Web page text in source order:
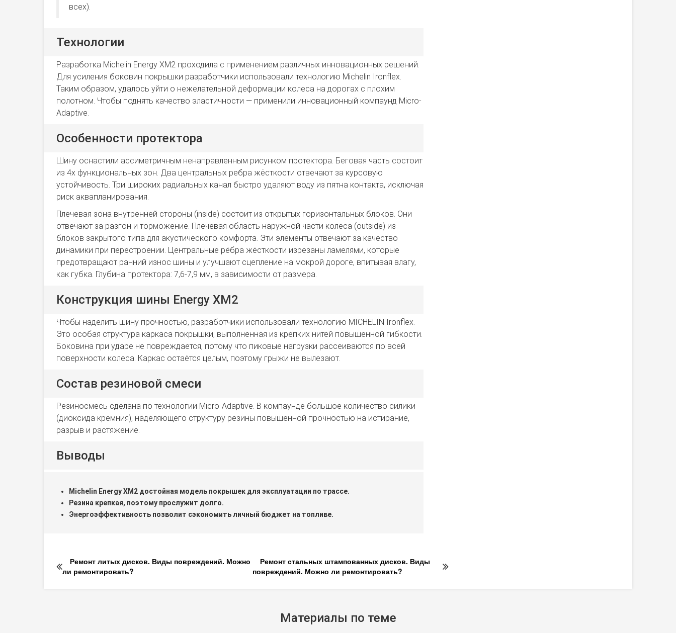
всех).
Технологии
Разработка Michelin Energy XM2 проходила с применением различных инновационных решений.
Для усиления боковин покрышки разработчики использовали технологию Michelin Ironflex.
Таким образом, удалось уйти о нежелательной деформации колеса на дорогах с плохим
полотном. Чтобы поднять качество эластичности — применили инновационный компаунд Micro-
Adaptive.
Особенности протектора
Шину оснастили ассиметричным ненаправленным рисунком протектора. Беговая часть состоит
из 4х функциональных зон. Два центральных ребра жёсткости отвечают за курсовую
устойчивость. Три широких радиальных канал быстро удаляют воду из пятна контакта, исключая
риск аквапланирования.
Плечевая зона внутренней стороны (inside) состоит из открытых горизонтальных блоков. Они
отвечают за разгон и торможение. Плечевая область наружной части колеса (outside) из
блоков закрытого типа для акустического комфорта. Эти элементы отвечают за качество
динамики при перестроении. Центральные рёбра жёсткости изрезаны ламелями, которые
предотвращают ранний износ шины и улучшают сцепление на мокрой дороге, впитывая влагу,
как губка. Глубина протектора: 7,6-7,9 мм, в зависимости от размера.
Конструкция шины Energy XM2
Чтобы наделить шину прочностью, разработчики использовали технологию MICHELIN Ironflex.
Это особая структура каркаса покрышки, выполненная из крепких нитей повышенной гибкости.
Боковина при ударе не повреждается, потому что пиковые нагрузки рассеиваются по всей
поверхности колеса. Каркас остаётся целым, поэтому грыжи не вылезают.
Состав резиновой смеси
Резиносмесь сделана по технологии Micro-Adaptive. В компаунде большое количество силики
(диоксида кремния), наделяющего структуру резины повышенной прочностью на истирание,
разрыв и растяжение.
Выводы
Michelin Energy XM2 достойная модель покрышек для эксплуатации по трассе.
Резина крепкая, поэтому прослужит долго.
Энергоэффективность позволит сэкономить личный бюджет на топливе.
Ремонт литых дисков. Виды повреждений. Можно
ли ремонтировать?
Ремонт стальных штампованных дисков. Виды
повреждений. Можно ли ремонтировать?
Материалы по теме